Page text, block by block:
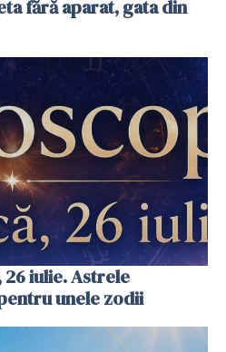
fără aparat, gata din
iulie. Astrele
unele zodii